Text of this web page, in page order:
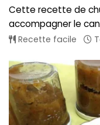
Cette recette de
accompagner le
Recette facile